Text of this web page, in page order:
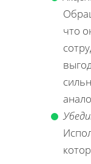
что